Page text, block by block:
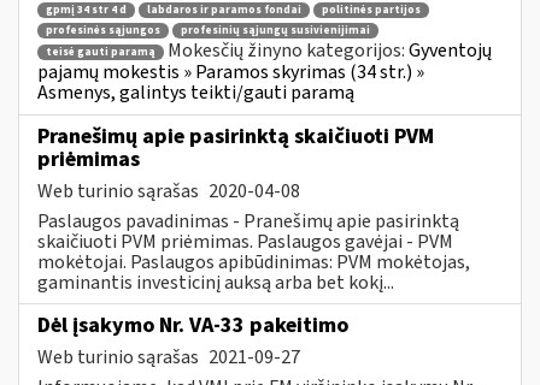
gpmį 34 str 4 d
labdaros ir paramos fondai
politinės partijos
profesinės sąjungos
profesinių sąjungų susivienijimai
teisė gauti paramą
Mokesčių žinyno kategorijos:Gyventojų
pajamų mokestis » Paramos skyrimas (34 str.) »
Asmenys, galintys teikti/gauti paramą
Pranešimų apie pasirinktą skaičiuoti PVM
priėmimas
Web turinio sąrašas 2020-04-08
Paslaugos pavadinimas - Pranešimų apie pasirinktą
skaičiuoti PVM priėmimas. Paslaugos gavėjai - PVM
mokėtojai. Paslaugos apibūdinimas: PVM mokėtojas,
gaminantis investicinį auksą arba bet kokį...
Dėl įsakymo Nr. VA-33 pakeitimo
Web turinio sąrašas 2021-09-27